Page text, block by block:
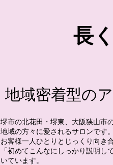
長
地域密着型の
堺市の北花田・堺東、大阪狭山市
地域の方々に愛されるサロンです。
お客様一人ひとりとじっくり向き
「初めてこんなにしっかり説明
いています。